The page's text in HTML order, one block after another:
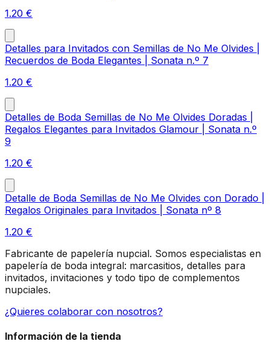
1.20 €
Detalles para Invitados con Semillas de No Me Olvides |
Recuerdos de Boda Elegantes | Sonata n.º 7
1.20 €
Detalles de Boda Semillas de No Me Olvides Doradas |
Regalos Elegantes para Invitados Glamour | Sonata n.º
9
1.20 €
Detalle de Boda Semillas de No Me Olvides con Dorado |
Regalos Originales para Invitados | Sonata nº 8
1.20 €
Fabricante de papelería nupcial. Somos especialistas en
papelería de boda integral: marcasitios, detalles para
invitados, invitaciones y todo tipo de complementos
nupciales.
¿Quieres colaborar con nosotros?
Información de la tienda